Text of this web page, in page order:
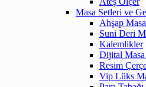
Masa Setleri ve
Ahşap
Suni Deri
Kalemlikler
Dijital Masa
Resim
Vip Lüks